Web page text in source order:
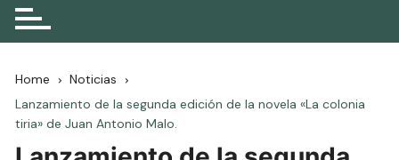
Home
Noticias
Lanzamiento de la segunda edición de la novela «La colonia
tiria» de Juan Antonio Malo.